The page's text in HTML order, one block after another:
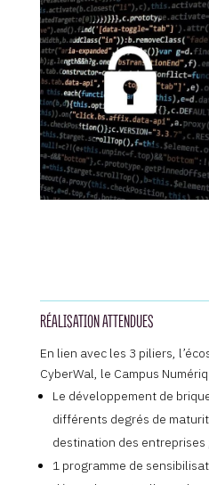
RÉALISATION ATTENDUES
En lien avec les 3 piliers,
CyberWal, le Campus
Le développement de
différents degrés de
destination des entreprises ;
1 programme de